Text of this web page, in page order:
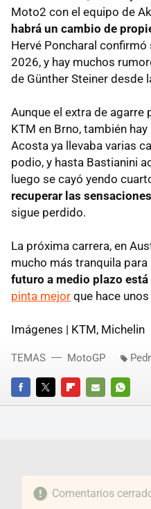
Moto2 con el equipo de
habrá un cambio de
Hervé Poncharal
2026, y hay muchos
de Günther Steiner desde
Aunque el extra de agarre
KTM en Brno, también
Acosta ya llevaba varias
podio, y hasta Bastianini
luego se cayó yendo
recuperar las
sigue perdido.
La próxima carrera, en
mucho más tranquila para
futuro a medio plazo
pinta mejor que hace
Imágenes | KTM, Michelin
FACEBOOKTWITTERFLIPBOARD
E-
TEMAS MotoGP
Comentarios